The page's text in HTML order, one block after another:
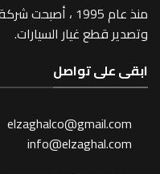
غيار السيارات.
تواصل